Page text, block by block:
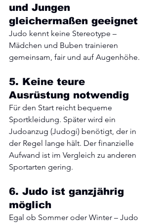
und Jungen
gleichermaßen geeignet
Judo kennt keine Stereotype –
Mädchen und Buben trainieren
gemeinsam, fair und auf Augenhöhe.
5. Keine teure
Ausrüstung notwendig
Für den Start reicht bequeme
Sportkleidung. Später wird ein
Judoanzug (Judogi) benötigt, der in
der Regel lange hält. Der finanzielle
Aufwand ist im Vergleich zu anderen
Sportarten gering.
6. Judo ist ganzjährig
möglich
Egal ob Sommer oder Winter – Judo